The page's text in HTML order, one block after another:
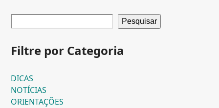
Pesquisar
Filtre por Categoria
DICAS
NOTÍCIAS
ORIENTAÇÕES